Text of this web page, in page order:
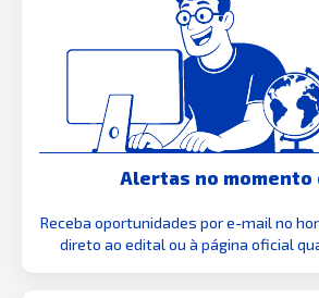
Alertas no momento
Receba oportunidades por e-mail no
direto ao edital ou à página oficial